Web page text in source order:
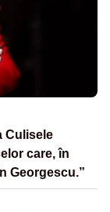
Culisele
care, în
Georgescu.”